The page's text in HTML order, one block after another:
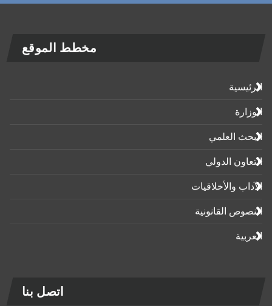
مخطط الموقع
الرئيسية
الوزارة
البحث العلمي
التعاون الدولي
الآداب واﻷخلاقيات
النصوص القانونية
العربية
اتصل بنا